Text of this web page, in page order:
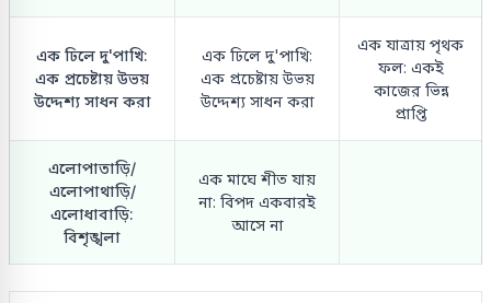
এক ঢিলে দু'পাখি:
এক প্রচেষ্টায় উভয়
উদ্দেশ্য সাধন করা
এক ঢিলে দু'পাখি:
এক প্রচেষ্টায় উভয়
উদ্দেশ্য সাধন করা
এক যাত্রায় পৃথক
ফল: একই
কাজের ভিন্ন
প্রাপ্তি
এলোপাতাড়ি/
এলোপাথাড়ি/
এলোধাবাড়ি:
বিশৃঙ্খলা
এক মাঘে শীত যায়
না: বিপদ একবারই
আসে না